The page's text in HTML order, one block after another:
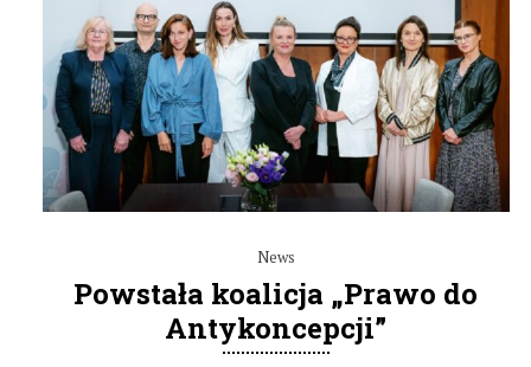
News
Powstała koalicja „Prawo do
Antykoncepcji”